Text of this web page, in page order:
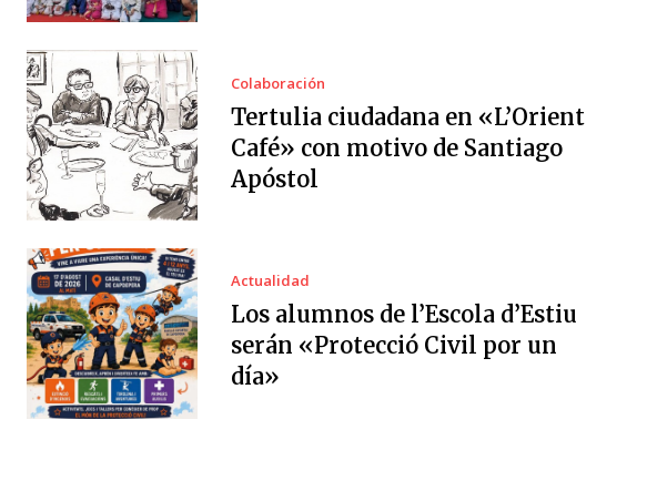
Colaboración
Tertulia ciudadana en «L’Orient
Café» con motivo de Santiago
Apóstol
Actualidad
Los alumnos de l’Escola d’Estiu
serán «Protecció Civil por un
día»